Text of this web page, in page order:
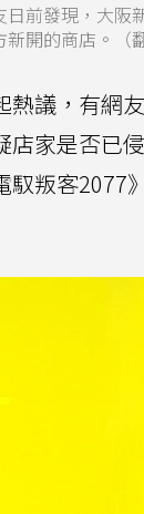
日前發現，大
新開的商店。（
熱議，有網
店家是否已
馭叛客2077